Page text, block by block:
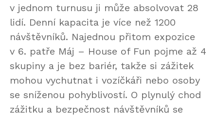
v jednom turnusu ji může absolvovat 28
lidí. Denní kapacita je více než 1200
návštěvníků. Najednou přitom expozice
v 6. patře Máj – House of Fun pojme až 4
skupiny a je bez bariér, takže si zážitek
mohou vychutnat i vozíčkáři nebo osoby
se sníženou pohyblivostí. O plynulý chod
zážitku a bezpečnost návštěvníků se